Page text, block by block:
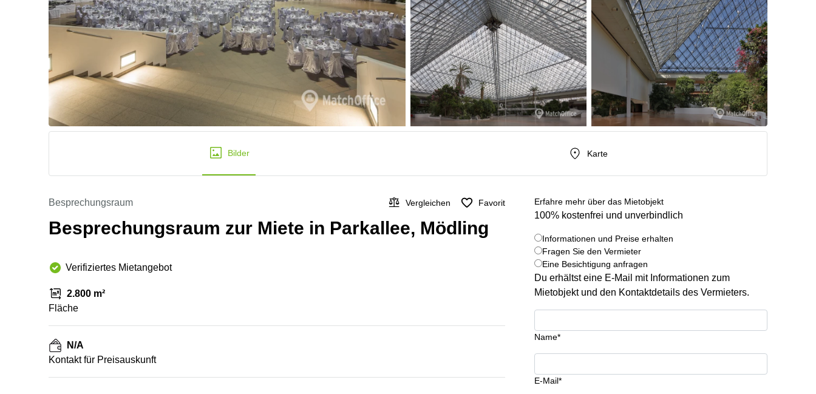
Bilder Karte
Besprechungsraum Vergleichen Favorit
Besprechungsraum zur Miete in Parkallee, Mödling
Verifiziertes Mietangebot
2.800 m²
Fläche
N/A
Kontakt für Preisauskunft
Erfahre mehr über das Mietobjekt
100% kostenfrei und unverbindlich
Informationen und Preise erhalten
Fragen Sie den Vermieter
Eine Besichtigung anfragen
Du erhältst eine E-Mail mit Informationen zum
Mietobjekt und den Kontaktdetails des Vermieters.
Name*
E-Mail*